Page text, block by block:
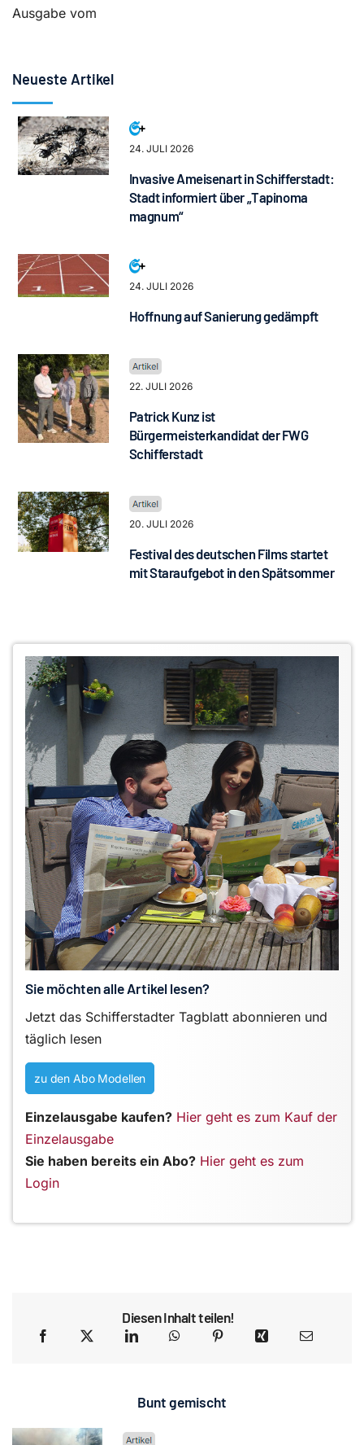
Ausgabe vom
Neueste Artikel
24. JULI 2026
Invasive Ameisenart in Schifferstadt:
Stadt informiert über „Tapinoma
magnum“
24. JULI 2026
Hoffnung auf Sanierung gedämpft
22. JULI 2026
Patrick Kunz ist
Bürgermeisterkandidat der FWG
Schifferstadt
20. JULI 2026
Festival des deutschen Films startet
mit Staraufgebot in den Spätsommer
Sie möchten alle Artikel lesen?
Jetzt das Schifferstadter Tagblatt abonnieren und
täglich lesen
zu den Abo Modellen
Einzelausgabe kaufen? Hier geht es zum Kauf der
Einzelausgabe
Sie haben bereits ein Abo? Hier geht es zum
Login
Diesen Inhalt teilen!
Bunt gemischt